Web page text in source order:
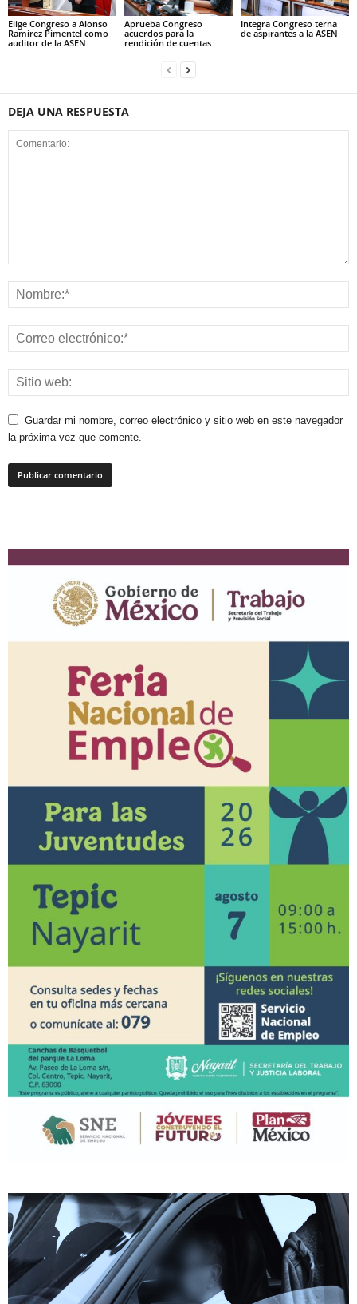
Elige Congreso a Alonso
Ramírez Pimentel como
auditor de la ASEN
Aprueba Congreso
acuerdos para la
rendición de cuentas
Integra Congreso terna
de aspirantes a la ASEN
DEJA UNA RESPUESTA
Guardar mi nombre, correo electrónico y sitio web en este navegador
la próxima vez que comente.